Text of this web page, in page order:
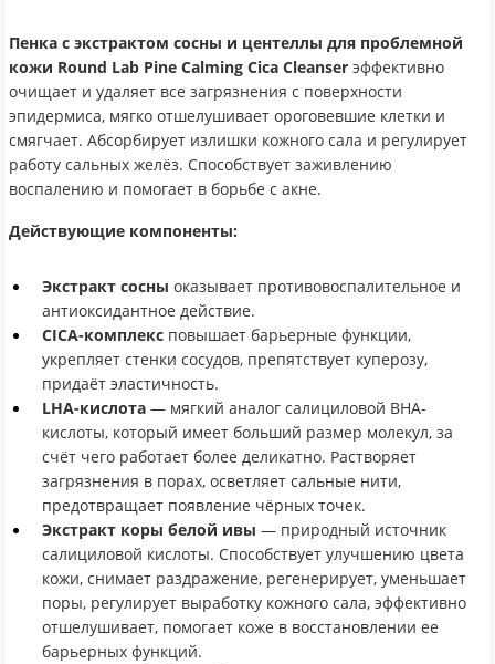
Пенка с экстрактом сосны и центеллы для проблемной
кожи Round Lab Pine Calming Cica Cleanser эффективно
очищает и удаляет все загрязнения с поверхности
эпидермиса, мягко отшелушивает ороговевшие клетки и
смягчает. Абсорбирует излишки кожного сала и регулирует
работу сальных желёз. Способствует заживлению
воспалению и помогает в борьбе с акне.
Действующие компоненты:
Экстракт сосны оказывает противовоспалительное и
антиоксидантное действие.
CICA-комплекс повышает барьерные функции,
укрепляет стенки сосудов, препятствует куперозу,
придаёт эластичность.
LHA-кислота — мягкий аналог салициловой BHA-
кислоты, который имеет больший размер молекул, за
счёт чего работает более деликатно. Растворяет
загрязнения в порах, осветляет сальные нити,
предотвращает появление чёрных точек.
Экстракт коры белой ивы — природный источник
салициловой кислоты. Способствует улучшению цвета
кожи, снимает раздражение, регенерирует, уменьшает
поры, регулирует выработку кожного сала, эффективно
отшелушивает, помогает коже в восстановлении ее
барьерных функций.